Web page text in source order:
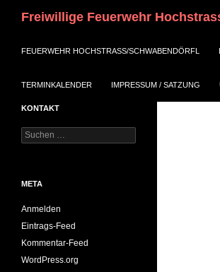
Freiwillige Feuerwehr
FEUERWEHR HOCHSTRASS/SCHWABENDÖRFL
TERMINKALENDER IMPRESSUM / SATZUNG
KONTAKT
Suchen
nach:
META
Anmelden
Eintrags-Feed
Kommentar-Feed
WordPress.org